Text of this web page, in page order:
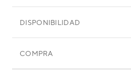
DISPONIBILIDAD
COMPRA